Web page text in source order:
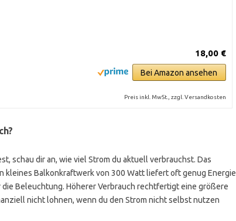
18,00 €
Bei Amazon ansehen
Preis inkl. MwSt., zzgl. Versandkosten
schau dir an, wie viel Strom du aktuell verbrauchst. Das
kleines Balkonkraftwerk von 300 Watt liefert oft genug Energie
Beleuchtung. Höherer Verbrauch rechtfertigt eine größere
nicht lohnen, wenn du den Strom nicht selbst nutzen